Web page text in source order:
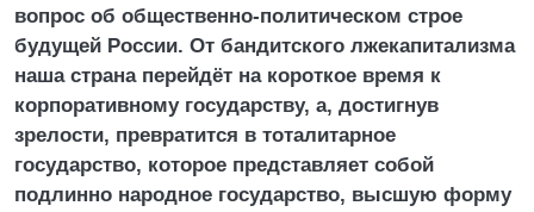
вопрос об общественно-политическом строе
будущей России. От бандитского лжекапитализма
наша страна перейдёт на короткое время к
корпоративному государству, а, достигнув
зрелости, превратится в тоталитарное
государство, которое представляет собой
подлинно народное государство, высшую форму